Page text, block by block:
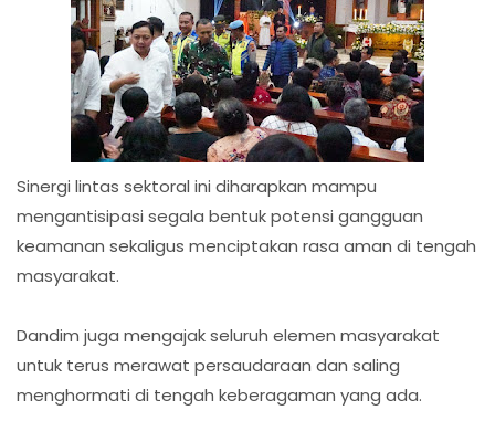
Sinergi lintas sektoral ini diharapkan mampu
mengantisipasi segala bentuk potensi gangguan
keamanan sekaligus menciptakan rasa aman di tengah
masyarakat.
Dandim juga mengajak seluruh elemen masyarakat
untuk terus merawat persaudaraan dan saling
menghormati di tengah keberagaman yang ada.